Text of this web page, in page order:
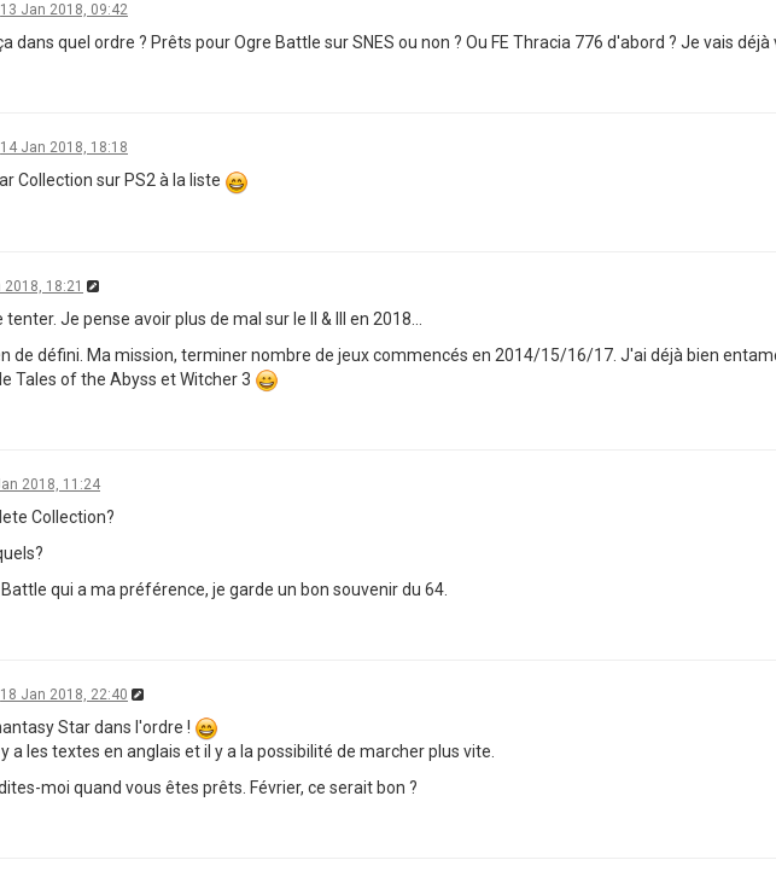
13 Jan 2018, 09:42
dans quel ordre ? Prêts pour Ogre Battle sur SNES ou non ? Ou FE Thracia 776 d'abord ? Je vais
14 Jan 2018, 18:18
Collection sur PS2 à la liste
2018, 18:21
Je pense avoir plus de mal sur le II & III en 2018...
de défini. Ma mission, terminer nombre de jeux commencés en 2014/15/16/17. J'ai déjà bien
Tales of the Abyss et Witcher 3
2018, 11:24
Collection?
qui a ma préférence, je garde un bon souvenir du 64.
18 Jan 2018, 22:40
Star dans l'ordre !
a les textes en anglais et il y a la possibilité de marcher plus vite.
moi quand vous êtes prêts. Février, ce serait bon ?